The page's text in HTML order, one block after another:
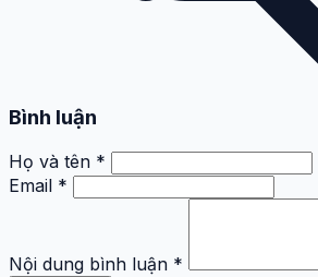
Bình luận
Họ và tên *
Email *
Nội dung bình luận *